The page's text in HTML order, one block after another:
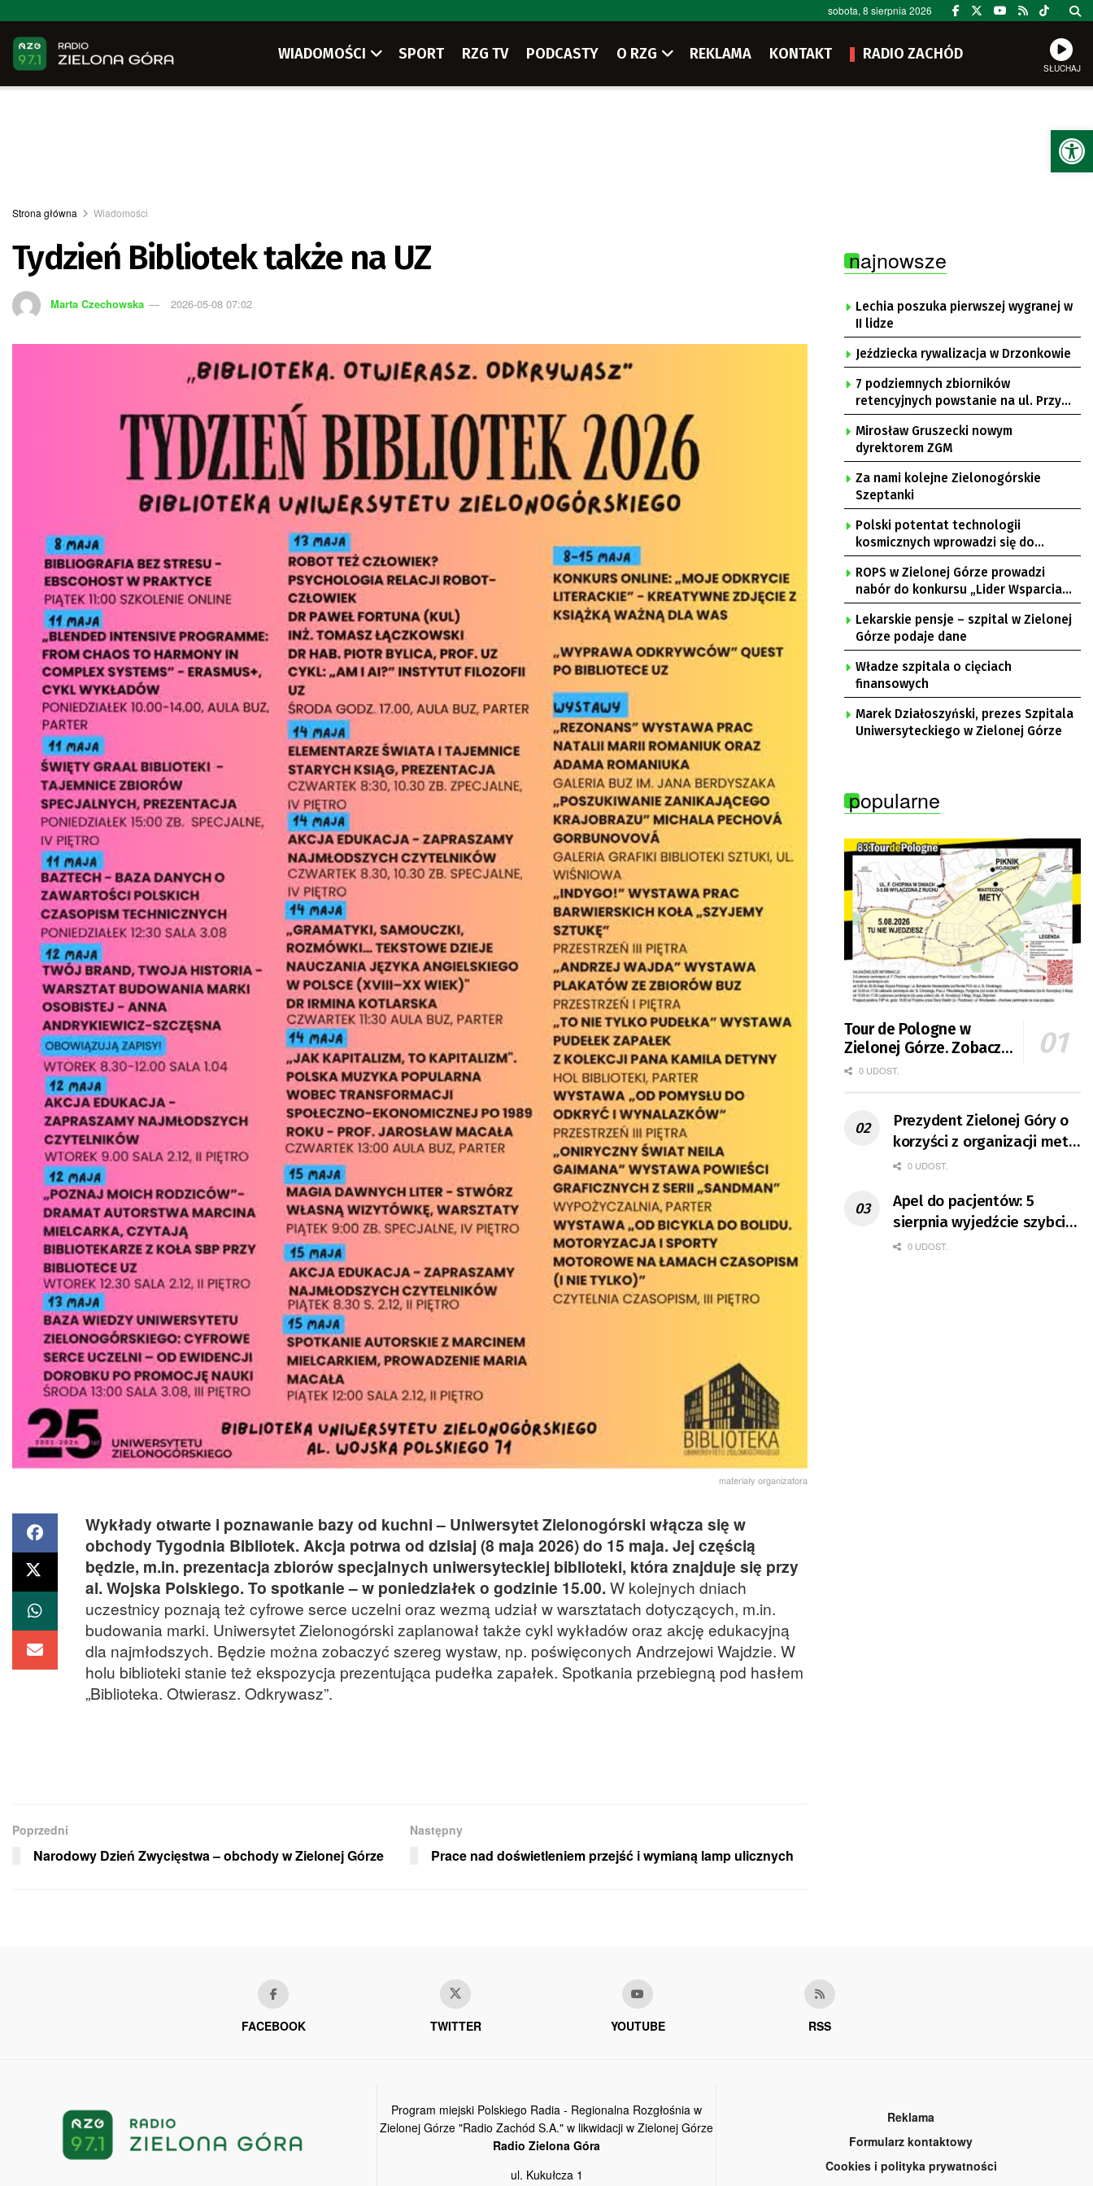
sobota, 8 sierpnia 2026
WIADOMOŚCI SPORT RZG TV PODCASTY O RZG REKLAMA KONTAKT RADIO ZACHÓD
SŁUCHAJ
Strona główna Wiadomości
Tydzień Bibliotek także na UZ
Marta Czechowska 2026-05-08 07:02
materiały organizatora
Wykłady otwarte i poznawanie bazy od kuchni – Uniwersytet Zielonogórski włącza się w
obchody Tygodnia Bibliotek. Akcja potrwa od dzisiaj (8 maja 2026) do 15 maja. Jej częścią
będzie, m.in. prezentacja zbiorów specjalnych uniwersyteckiej biblioteki, która znajduje się przy
al. Wojska Polskiego. To spotkanie – w poniedziałek o godzinie 15.00. W kolejnych dniach
uczestnicy poznają też cyfrowe serce uczelni oraz wezmą udział w warsztatach dotyczących, m.in.
budowania marki. Uniwersytet Zielonogórski zaplanował także cykl wykładów oraz akcję edukacyjną
dla najmłodszych. Będzie można zobaczyć szereg wystaw, np. poświęconych Andrzejowi Wajdzie. W
holu biblioteki stanie też ekspozycja prezentująca pudełka zapałek. Spotkania przebiegną pod hasłem
„Biblioteka. Otwierasz. Odkrywasz”.
Poprzedni
Narodowy Dzień Zwycięstwa – obchody w Zielonej Górze
Następny
Prace nad doświetleniem przejść i wymianą lamp ulicznych
najnowsze
Lechia poszuka pierwszej wygranej w
II lidze
Jeździecka rywalizacja w Drzonkowie
7 podziemnych zbiorników
retencyjnych powstanie na ul. Przy
Gazowni
Mirosław Gruszecki nowym
dyrektorem ZGM
Za nami kolejne Zielonogórskie
Szeptanki
Polski potentat technologii
kosmicznych wprowadzi się do
Zielonej Góry
ROPS w Zielonej Górze prowadzi
nabór do konkursu „Lider Wsparcia
Seniora”
Lekarskie pensje – szpital w Zielonej
Górze podaje dane
Władze szpitala o cięciach
finansowych
Marek Działoszyński, prezes Szpitala
Uniwersyteckiego w Zielonej Górze
popularne
Tour de Pologne w
Zielonej Górze. Zobacz
zmiany w organizacji
0 UDOST.
Prezydent Zielonej Góry o
korzyści z organizacji mety
Tour de Pologne
0 UDOST.
Apel do pacjentów: 5
sierpnia wyjedźcie szybciej
z domów
0 UDOST.
FACEBOOK TWITTER YOUTUBE RSS
Program miejski Polskiego Radia - Regionalna Rozgłośnia w
Zielonej Górze "Radio Zachód S.A." w likwidacji w Zielonej Górze
Radio Zielona Góra
ul. Kukułcza 1
Reklama
Formularz kontaktowy
Cookies i polityka prywatności